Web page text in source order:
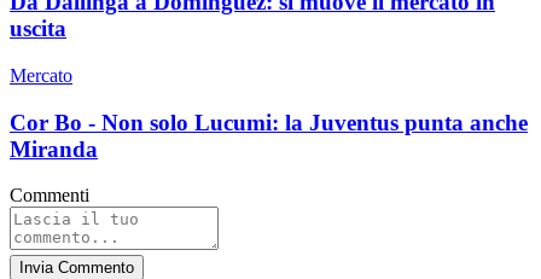
uscita
Mercato
Cor Bo - Non solo Lucumi: la Juventus punta anche
Miranda
Commenti
Invia Commento